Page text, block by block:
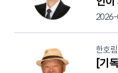
한호
[기